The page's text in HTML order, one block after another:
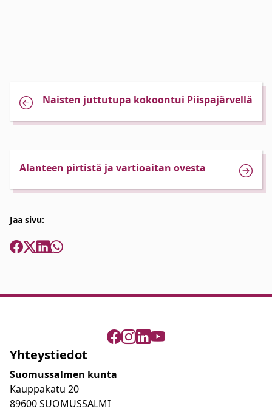
Naisten juttutupa kokoontui Piispajärvellä
Alanteen pirtistä ja vartioaitan ovesta
Jaa sivu:
Yhteystiedot
Suomussalmen kunta
Kauppakatu 20
89600 SUOMUSSALMI